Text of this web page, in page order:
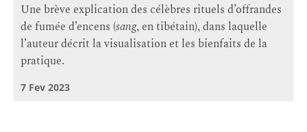
Une brève explication des célèbres rituels d’offrandes
de fumée d’encens (sang, en tibétain), dans laquelle
l’auteur décrit la visualisation et les bienfaits de la
pratique.
7 Fev 2023